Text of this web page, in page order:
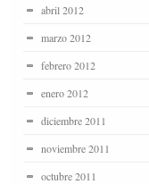
abril 2012
marzo 2012
febrero 2012
enero 2012
diciembre 2011
noviembre 2011
octubre 2011